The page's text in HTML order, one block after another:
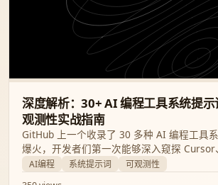
深度解析：30+ AI 编程工具系统提
观测性实战指南
GitHub 上一个收录了 30 多种 AI 编程工具
爆火，开发者们第一次能够深入窥探
尖工具的底层逻辑。本文将结合提示词泄露
AI编程 系统提示词
可观测性